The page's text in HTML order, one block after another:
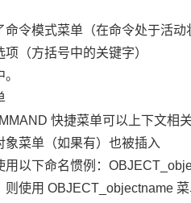
命令模式菜单（在命令处于活
（方括号中的关键字）
快捷菜单可以上下文相
象菜单（如果有）也被插入
用以下命名惯例：
则使用 OBJECT_objectname